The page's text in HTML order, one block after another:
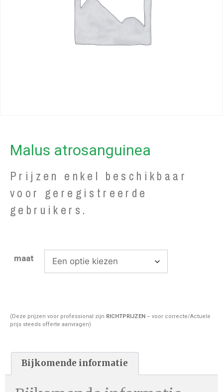
Malus atrosanguinea
Prijzen enkel beschikbaar
voor geregistreerde
gebruikers.
maat
(Deze prijzen voor professional zijn RICHTPRIJZEN – voor correcte/Actuele
prijs steeds offerte aanvragen)
Bijkomende informatie